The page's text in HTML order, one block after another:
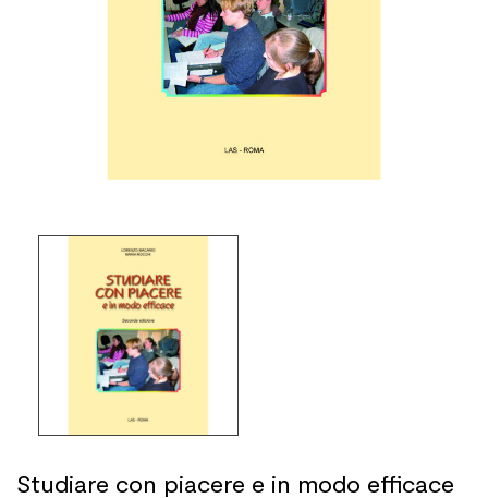
Studiare con piacere e in modo efficace